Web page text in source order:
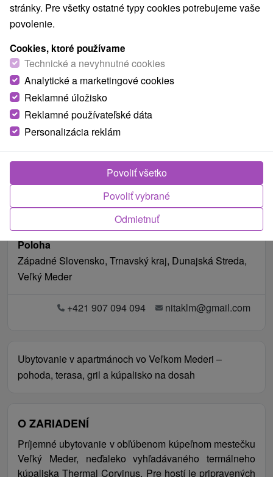
Poloha
Západné Slovensko, Trnavský kraj, Dunajská Streda,
Veľký Meder
+421 907 094 094 nitaklm@gmail.com
Ubytovanie v apartmánoch vo Veľkom Mederi –
pohoda, terasa, gril a kúpalisko na dosah
O ZARIADENÍ
Príjemné ubytovanie v obľúbenom kúpeľnom mestečku
Veľký Meder, neďaleko vyhľadávaného termálneho
kúpaliska Thermal Corvinus. Pre hostí je pripravených
stránky. Pre všetky ostatné typy cookies potrebujeme vaše
povolenie.
Cookies, ktoré používame
Technické a nevyhnutné cookies
Analytické a marketingové cookies
Reklamné úložisko
Reklamné používateľské dáta
Personalizácia reklám
Odmietnuť
Povoliť vybrané
Povoliť všetko